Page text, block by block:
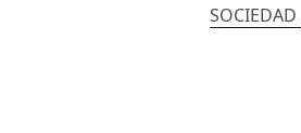
SOCIEDAD